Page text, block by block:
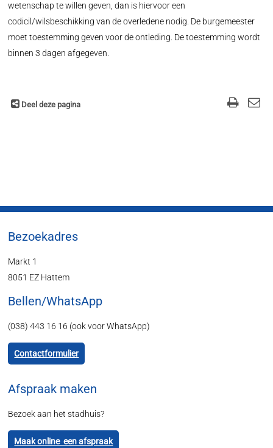
wetenschap te willen geven, dan is hiervoor een
codicil/wilsbeschikking van de overledene nodig. De burgemeester
moet toestemming geven voor de ontleding. De toestemming wordt
binnen 3 dagen afgegeven.
Deel deze pagina
Bezoekadres
Markt 1
8051 EZ Hattem
Bellen/WhatsApp
(038) 443 16 16 (ook voor WhatsApp)
Contactformulier
Afspraak maken
Bezoek aan het stadhuis?
Maak online een afspraak